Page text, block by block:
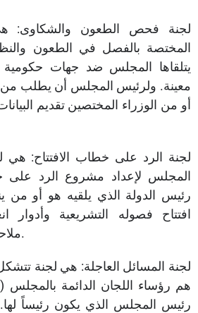
المختصة بالفصل في الطعون
يتلقاها المجلس ضد جهات
معينة. ولرئيس المجلس أن يطلب
أو من الوزراء المختصين تقديم
المجلس لإعداد مشروع الرد
رئيس الدولة الذي يلقيه هو أو
افتتاح فصوله التشريعية وأدوار
ملاحظات المجلس وأمانيه.
رئيس المجلس الذي يكون رئيساً